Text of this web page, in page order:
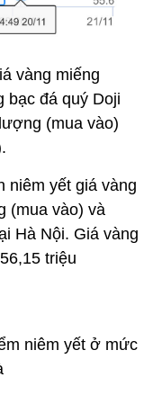
vàng miếng
đá quý Doji
(mua vào)
niêm yết giá vàng
(mua vào) và
Hà Nội. Giá vàng
triệu
niêm yết ở mức